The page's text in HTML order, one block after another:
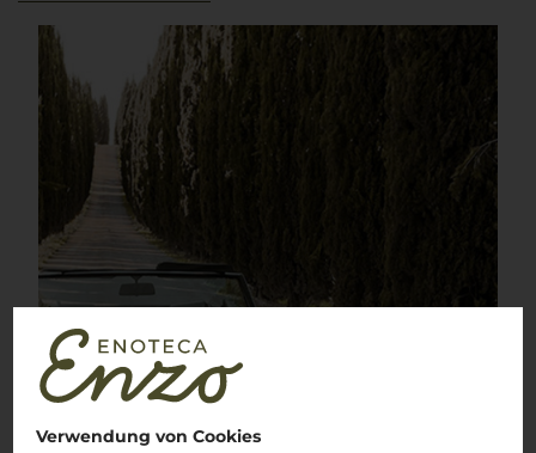
Verwendung von Cookies